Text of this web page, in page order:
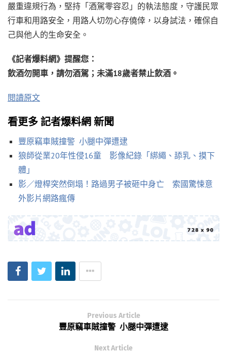
嚴重違規行為，堅持「酒駕零容忍」的執法態度，守護民眾
行車和用路安全，用路人切勿心存僥倖，以身試法，確保自
己與他人的生命安全。
《記者爆料網》提醒您：
飲酒勿開車，請勿酒駕；未滿18歲者禁止飲酒。
閱讀原文
看更多 記者爆料網 新聞
豐原竊車賊撞警 小腿中彈遭逮
狼師從業20年性侵16童 影像紀錄「綁繩、舔乳、摸下
體」
影／燈桿突然倒塌！路過男子被砸中身亡 索國驚悚意
外影片網路瘋傳
Previous Article
豐原竊車賊撞警 小腿中彈遭逮
Next Article